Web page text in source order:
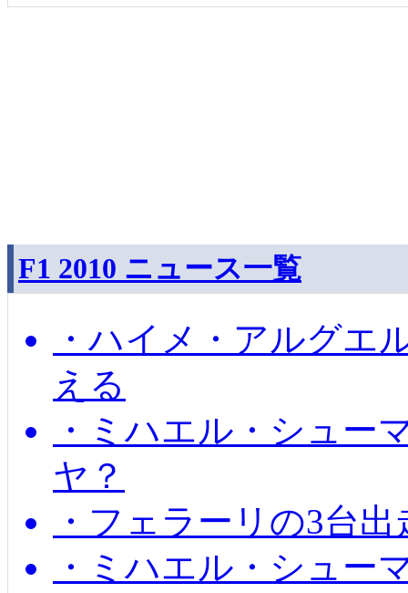
F1 2010 ニュース一覧
・ハイメ・アルグエ
える
・ミハエル・シュー
ヤ？
・フェラーリの3台
・ミハエル・シュー